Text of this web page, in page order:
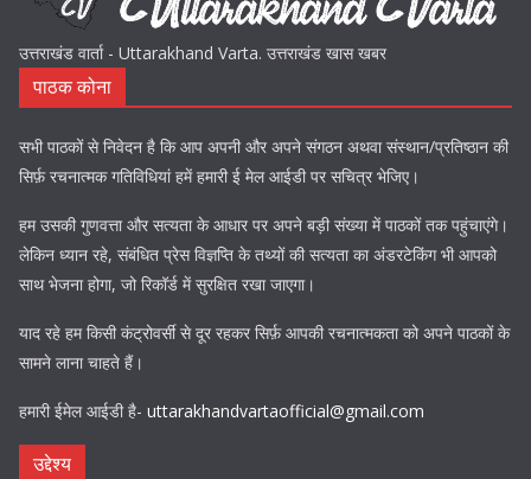
उत्तराखंड वार्ता - Uttarakhand Varta. उत्तराखंड खास खबर
पाठक कोना
सभी पाठकों से निवेदन है कि आप अपनी और अपने संगठन अथवा संस्थान/प्रतिष्ठान की
सिर्फ़ रचनात्मक गतिविधियां हमें हमारी ई मेल आईडी पर सचित्र भेजिए।
हम उसकी गुणवत्ता और सत्यता के आधार पर अपने बड़ी संख्या में पाठकों तक पहुंचाएंगे।
लेकिन ध्यान रहे, संबंधित प्रेस विज्ञप्ति के तथ्यों की सत्यता का अंडरटेकिंग भी आपको
साथ भेजना होगा, जो रिकॉर्ड में सुरक्षित रखा जाएगा।
याद रहे हम किसी कंट्रोवर्सी से दूर रहकर सिर्फ़ आपकी रचनात्मकता को अपने पाठकों के
सामने लाना चाहते हैं।
हमारी ईमेल आईडी है- uttarakhandvartaofficial@gmail.com
उद्देश्य